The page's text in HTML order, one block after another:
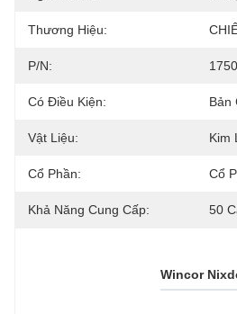
Thương Hiệu:
P/N:
Có Điều Kiện: Bản
Vật Liệu: Kim
Cổ Phần: Cổ
Khả Năng Cung Cấp: 50
Wincor